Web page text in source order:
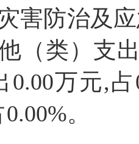
害防治及
（类）支
0.00万元,
。